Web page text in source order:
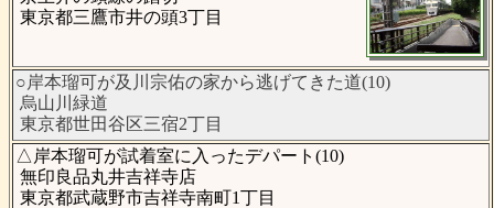
東京都三鷹市井の頭3丁目
○岸本瑠可が及川宗佑の家から逃げてきた道(10)
烏山川緑道
東京都世田谷区三宿2丁目
△岸本瑠可が試着室に入ったデパート(10)
無印良品丸井吉祥寺店
東京都武蔵野市吉祥寺南町1丁目